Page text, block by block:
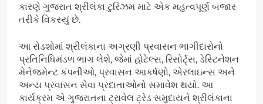
કારણે ગુજરાત શ્રીલંકા ટુરિઝમ માટે એક મહત્વપૂર્ણ બજાર
તરીકે વિકસ્યું છે.
આ રોડશોમાં શ્રીલંકાના અગ્રણી પ્રવાસન ભાગીદારોનો
પ્રતિનિધિમંડળ ભાગ લેશે, જેમાં હોટેલ્સ, રિસોર્ટ્સ, ડેસ્ટિનેશન
મેનેજમેન્ટ કંપનીઓ, પ્રવાસન આકર્ષણો, એરલાઇન્સ અને
અન્ય પ્રવાસન સેવા પ્રદાતાઓનો સમાવેશ થયો. આ
કાર્યક્રમ એ ગુજરાતના ટ્રાવેલ ટ્રેડ સમુદાયને શ્રીલંકાના